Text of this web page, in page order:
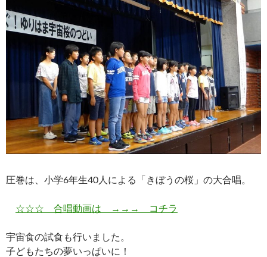
圧巻は、小学6年生40人による「きぼうの桜」の大合唱。
☆☆☆ 合唱動画は →→→ コチラ
宇宙食の試食も行いました。
子どもたちの夢いっぱいに！